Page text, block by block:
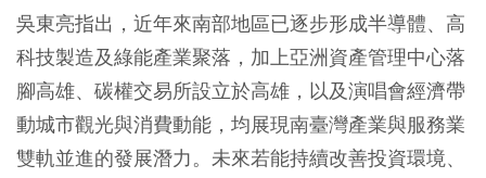
吳東亮指出，近年來南部地區已逐步形成半導體、高
科技製造及綠能產業聚落，加上亞洲資產管理中心落
腳高雄、碳權交易所設立於高雄，以及演唱會經濟帶
動城市觀光與消費動能，均展現南臺灣產業與服務業
雙軌並進的發展潛力。未來若能持續改善投資環境、